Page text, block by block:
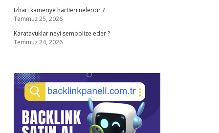
Izharı kameriye harfleri nelerdir ?
Temmuz 25, 2026
Karatavuklar neyi sembolize eder ?
Temmuz 24, 2026